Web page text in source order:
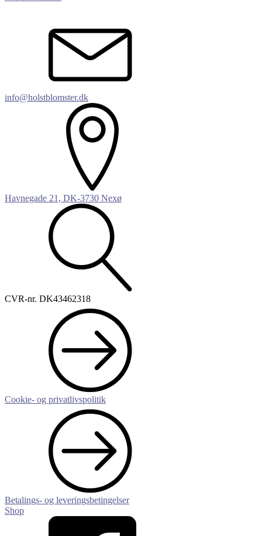
info@holstblomster.dk
Havnegade 21, DK-3730 Nexø
CVR-nr. DK43462318
Cookie- og privatlivspolitik
Betalings- og leverings­betingelser
Shop